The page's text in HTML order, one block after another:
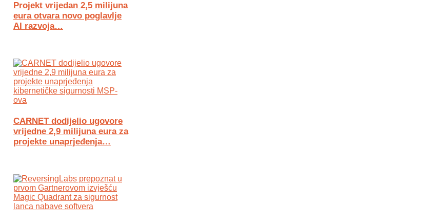
Projekt vrijedan 2,5 milijuna
eura otvara novo poglavlje
AI razvoja…
CARNET dodijelio ugovore
vrijedne 2,9 milijuna eura za
projekte unaprjeđenja…